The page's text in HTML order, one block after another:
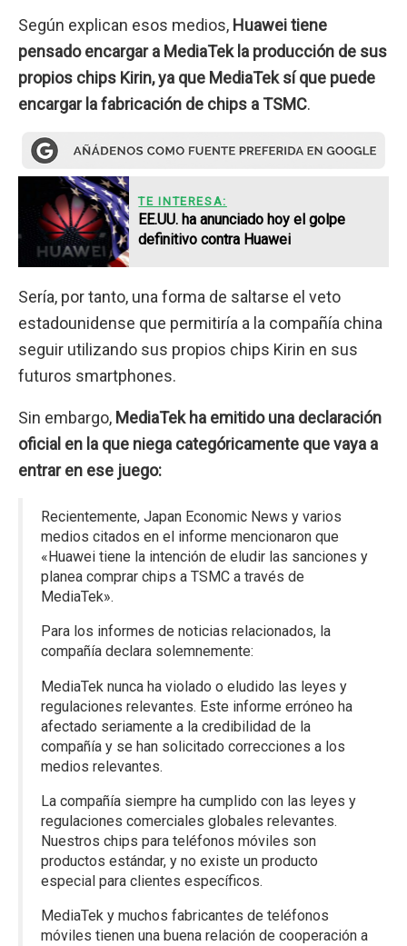
Según explican esos medios, Huawei tiene
pensado encargar a MediaTek la producción de sus
propios chips Kirin, ya que MediaTek sí que puede
encargar la fabricación de chips a TSMC.
TE INTERESA:
EE.UU. ha anunciado hoy el golpe
definitivo contra Huawei
Sería, por tanto, una forma de saltarse el veto
estadounidense que permitiría a la compañía china
seguir utilizando sus propios chips Kirin en sus
futuros smartphones.
Sin embargo, MediaTek ha emitido una declaración
oficial en la que niega categóricamente que vaya a
entrar en ese juego:
Recientemente, Japan Economic News y varios
medios citados en el informe mencionaron que
«Huawei tiene la intención de eludir las sanciones y
planea comprar chips a TSMC a través de
MediaTek».
Para los informes de noticias relacionados, la
compañía declara solemnemente:
MediaTek nunca ha violado o eludido las leyes y
regulaciones relevantes. Este informe erróneo ha
afectado seriamente a la credibilidad de la
compañía y se han solicitado correcciones a los
medios relevantes.
La compañía siempre ha cumplido con las leyes y
regulaciones comerciales globales relevantes.
Nuestros chips para teléfonos móviles son
productos estándar, y no existe un producto
especial para clientes específicos.
MediaTek y muchos fabricantes de teléfonos
móviles tienen una buena relación de cooperación a